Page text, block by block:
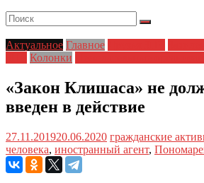
Актуальное Главное
Колонки
«Закон Клишаса» не
введен в действие
27.11.201920.06.2020 гражданские
человека, иностранный агент,